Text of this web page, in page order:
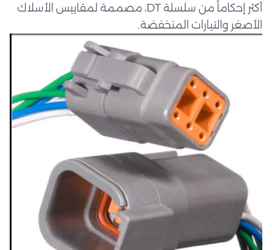
أكثر إحكاماً من سلسلة DT، مصممة لمقاييس الأسلاك
الأصغر والتيارات المنخفضة.